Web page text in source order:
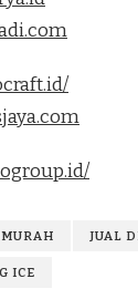
JUAL
ICE